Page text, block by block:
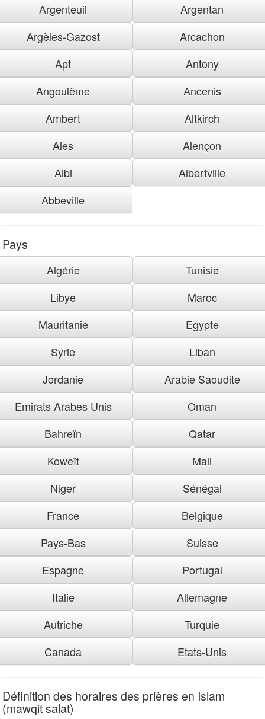
Argenteuil
Argentan
Argèles-Gazost
Arcachon
Apt
Antony
Angoulême
Ancenis
Ambert
Altkirch
Ales
Alençon
Albi
Albertville
Abbeville
Pays
Algérie
Tunisie
Libye
Maroc
Mauritanie
Egypte
Syrie
Liban
Jordanie
Arabie Saoudite
Emirats Arabes Unis
Oman
Bahreïn
Qatar
Koweït
Mali
Niger
Sénégal
France
Belgique
Pays-Bas
Suisse
Espagne
Portugal
Italie
Allemagne
Autriche
Turquie
Canada
Etats-Unis
Définition des horaires des prières en Islam
(mawqit salat)